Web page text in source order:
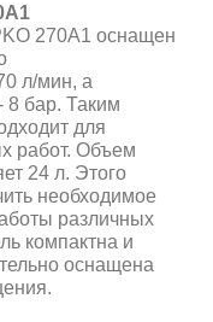
270A1 оснащен
л/мин, а
8 бар. Таким
для
работ. Объем
24 л. Этого
необходимое
различных
компактна и
оснащена